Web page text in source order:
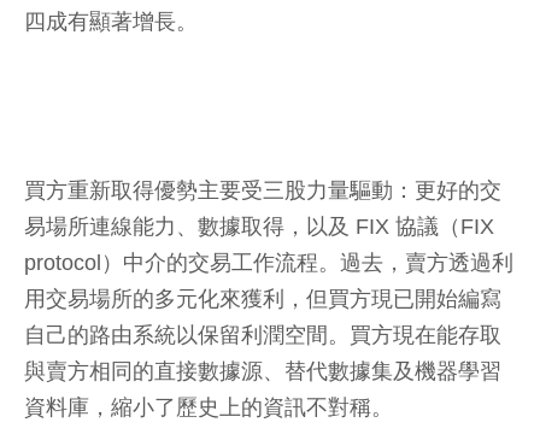
四成有顯著增長。
買方重新取得優勢主要受三股力量驅動：更好的交
易場所連線能力、數據取得，以及 FIX 協議（FIX
protocol）中介的交易工作流程。過去，賣方透過利
用交易場所的多元化來獲利，但買方現已開始編寫
自己的路由系統以保留利潤空間。買方現在能存取
與賣方相同的直接數據源、替代數據集及機器學習
資料庫，縮小了歷史上的資訊不對稱。